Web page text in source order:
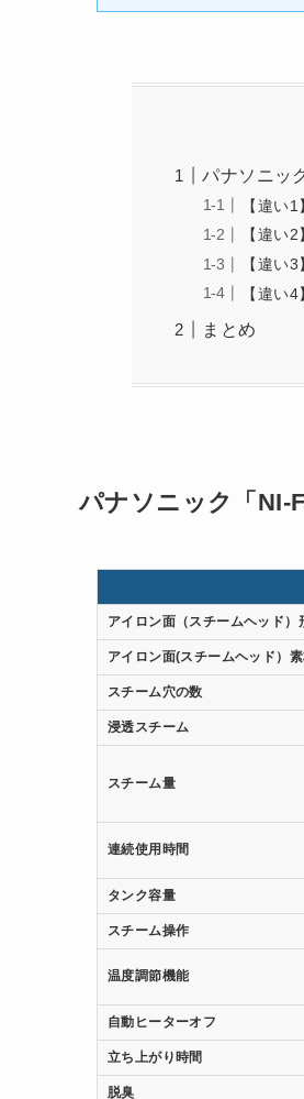
パナソニッ
【違い
【違い
【違い
【違い
まとめ
パナソニック「NI-
アイロン面（スチームヘッド）
アイロン面(スチームヘッド）
スチーム穴の数
浸透スチーム
スチーム量
連続使用時間
タンク容量
スチーム操作
温度調節機能
自動ヒーターオフ
立ち上がり時間
脱臭